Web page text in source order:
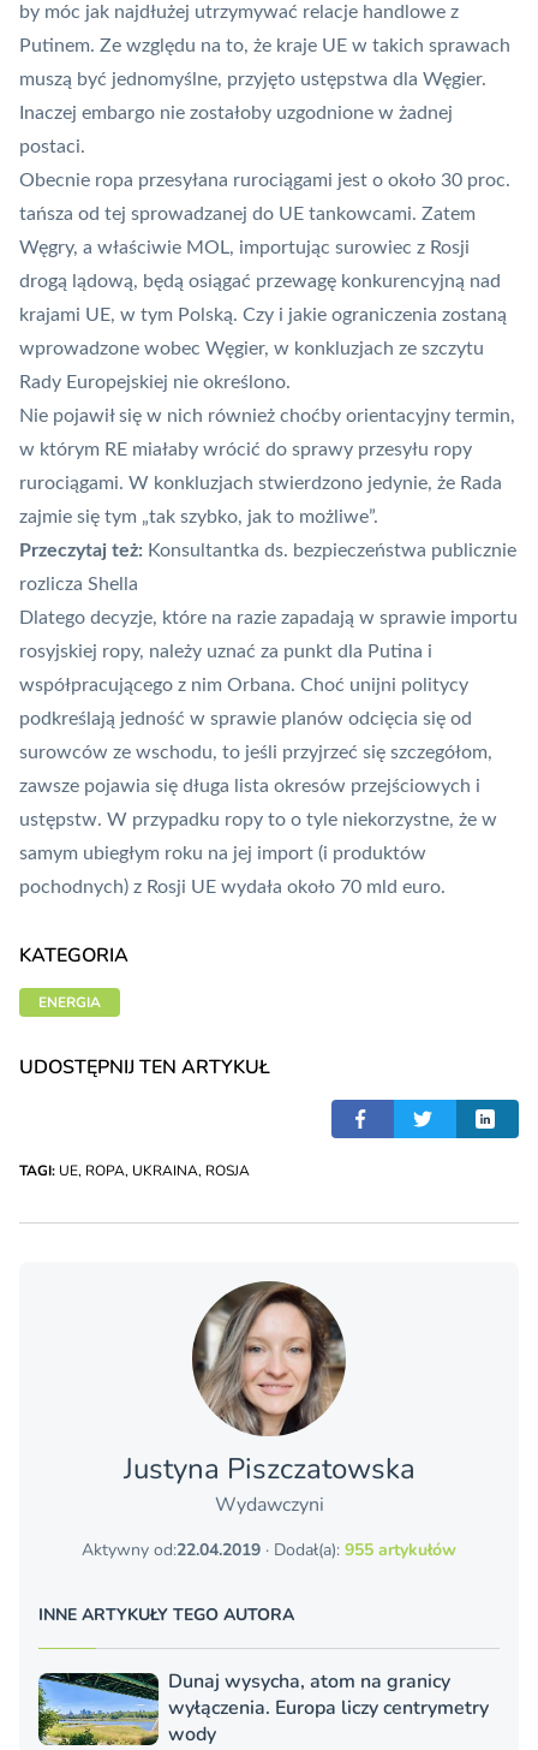
by móc jak najdłużej utrzymywać relacje handlowe z
Putinem. Ze względu na to, że kraje UE w takich sprawach
muszą być jednomyślne, przyjęto ustępstwa dla Węgier.
Inaczej embargo nie zostałoby uzgodnione w żadnej
postaci.
Obecnie ropa przesyłana rurociągami jest o około 30 proc.
tańsza od tej sprowadzanej do UE tankowcami. Zatem
Węgry, a właściwie MOL, importując surowiec z Rosji
drogą lądową, będą osiągać przewagę konkurencyjną nad
krajami UE, w tym Polską. Czy i jakie ograniczenia zostaną
wprowadzone wobec Węgier, w konkluzjach ze szczytu
Rady Europejskiej nie określono.
Nie pojawił się w nich również choćby orientacyjny termin,
w którym RE miałaby wrócić do sprawy przesyłu ropy
rurociągami. W konkluzjach stwierdzono jedynie, że Rada
zajmie się tym „tak szybko, jak to możliwe”.
Przeczytaj też: Konsultantka ds. bezpieczeństwa publicznie
rozlicza Shella
Dlatego decyzje, które na razie zapadają w sprawie importu
rosyjskiej ropy, należy uznać za punkt dla Putina i
współpracującego z nim Orbana. Choć unijni politycy
podkreślają jedność w sprawie planów odcięcia się od
surowców ze wschodu, to jeśli przyjrzeć się szczegółom,
zawsze pojawia się długa lista okresów przejściowych i
ustępstw. W przypadku ropy to o tyle niekorzystne, że w
samym ubiegłym roku na jej import (i produktów
pochodnych) z Rosji UE wydała około 70 mld euro.
KATEGORIA
ENERGIA
UDOSTĘPNIJ TEN ARTYKUŁ
TAGI: UE, ROPA, UKRAINA, ROSJA
Justyna Piszczatowska
Wydawczyni
Aktywny od:22.04.2019 · Dodał(a): 955 artykułów
INNE ARTYKUŁY TEGO AUTORA
Dunaj wysycha, atom na granicy
wyłączenia. Europa liczy centrymetry
wody